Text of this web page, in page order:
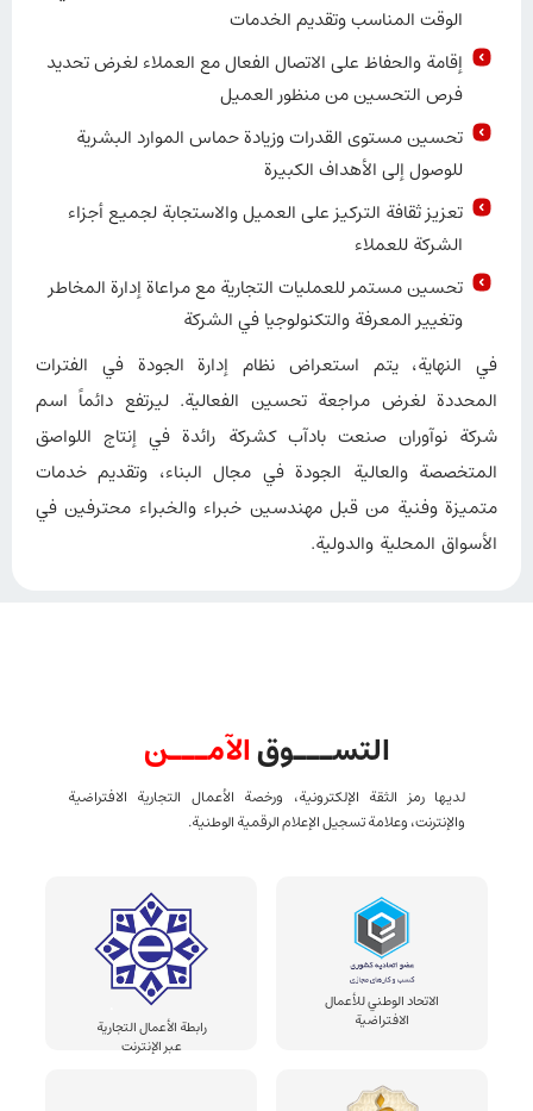
الوقت المناسب وتقديم الخدمات
إقامة والحفاظ على الاتصال الفعال مع العملاء لغرض تحديد
فرص التحسين من منظور العميل
تحسين مستوى القدرات وزيادة حماس الموارد البشرية
للوصول إلى الأهداف الكبيرة
تعزيز ثقافة التركيز على العميل والاستجابة لجميع أجزاء
الشركة للعملاء
تحسين مستمر للعمليات التجارية مع مراعاة إدارة المخاطر
وتغيير المعرفة والتكنولوجيا في الشركة
في النهاية، يتم استعراض نظام إدارة الجودة في الفترات
المحددة لغرض مراجعة تحسين الفعالية. لیرتفع دائماً اسم
شركة نوآوران صنعت بادآب كشركة رائدة في إنتاج اللواصق
المتخصصة والعالية الجودة في مجال البناء، وتقديم خدمات
متميزة وفنية من قبل مهندسين خبراء والخبراء محترفين في
الأسواق المحلية والدولية.
التســـوقالآمـــن
لديها رمز الثقة الإلكترونية، ورخصة الأعمال التجارية الافتراضية
والإنترنت، وعلامة تسجيل الإعلام الرقمية الوطنية.
الاتحاد الوطني للأعمال
الافتراضية
رابطة الأعمال التجارية
عبر الإنترنت